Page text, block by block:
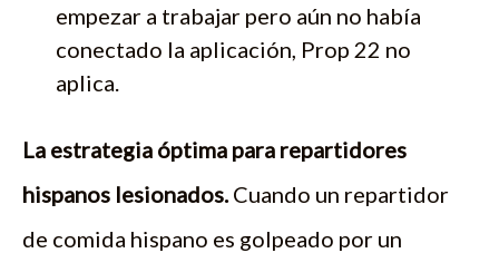
empezar a trabajar pero aún no había
conectado la aplicación, Prop 22 no
aplica.
La estrategia óptima para repartidores
hispanos lesionados. Cuando un repartidor
de comida hispano es golpeado por un